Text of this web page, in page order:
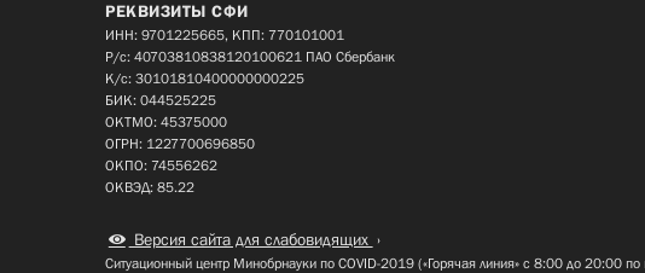
РЕКВИЗИТЫ СФИ
ИНН: 9701225665, КПП: 770101001
Р/с: 40703810838120100621 ПАО Сбербанк
К/с: 30101810400000000225
БИК: 044525225
ОКТМО: 45375000
ОГРН: 1227700696850
ОКПО: 74556262
ОКВЭД: 85.22
Версия сайта для слабовидящих
Ситуационный центр Минобрнауки по COVID-2019 («Горячая линия» с 8:00 до 20:00